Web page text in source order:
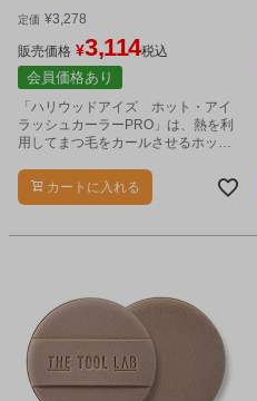
定価 ¥3,278
販売価格 ¥3,114税込
会員価格あり
「ハリウッドアイズ ホット・アイ
ラッシュカーラーPRO」は、熱を利
用してまつ毛をカールさせるホット
カートに入れる